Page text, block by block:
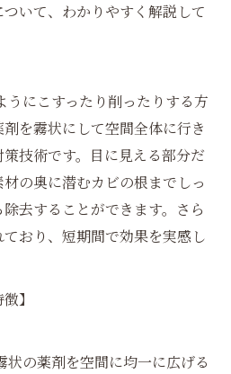
いて、わかりやすく解説して
にこすったり削ったりする方
を霧状にして空間全体に行き
技術です。目に見える部分だ
の奥に潜むカビの根までしっ
去することができます。さら
おり、短期間で効果を実感し
】
の薬剤を空間に均一に広げる